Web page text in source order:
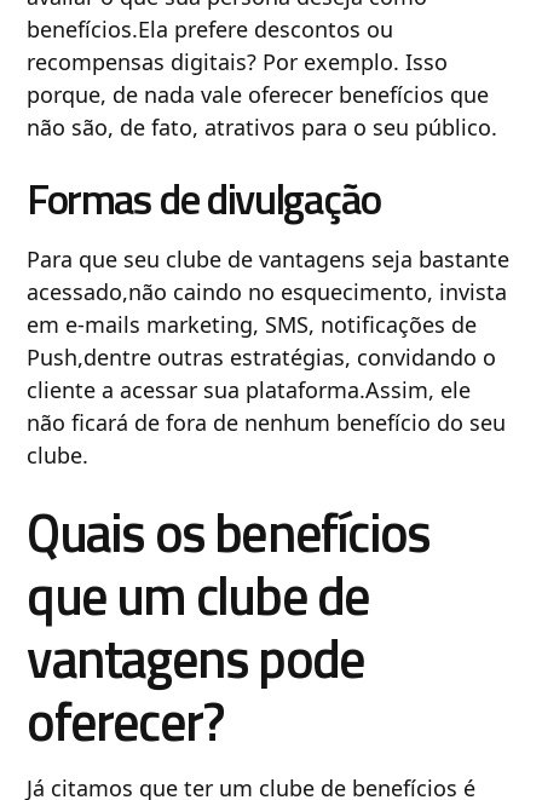
benefícios.Ela prefere descontos ou
recompensas digitais? Por exemplo. Isso
porque, de nada vale oferecer benefícios que
não são, de fato, atrativos para o seu público.
Formas de divulgação
Para que seu clube de vantagens seja bastante
acessado,não caindo no esquecimento, invista
em e-mails marketing, SMS, notificações de
Push,dentre outras estratégias, convidando o
cliente a acessar sua plataforma.Assim, ele
não ficará de fora de nenhum benefício do seu
clube.
Quais os benefícios
que um clube de
vantagens pode
oferecer?
Já citamos que ter um clube de benefícios é